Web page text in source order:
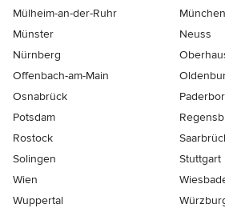
Mülheim-an-der-Ruhr
München
Münster
Neuss
Nürnberg
Offenbach-am-Main
Osnabrück
Potsdam
Rostock
Solingen
Stuttgart
Wien
Wuppertal